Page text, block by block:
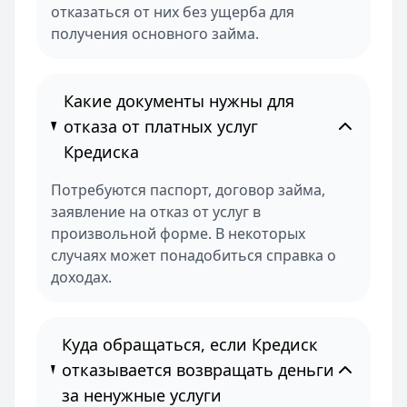
отказаться от них без ущерба для
получения основного займа.
Какие документы нужны для
отказа от платных услуг
Кредиска
Потребуются паспорт, договор займа,
заявление на отказ от услуг в
произвольной форме. В некоторых
случаях может понадобиться справка о
доходах.
Куда обращаться, если Кредиск
отказывается возвращать деньги
за ненужные услуги